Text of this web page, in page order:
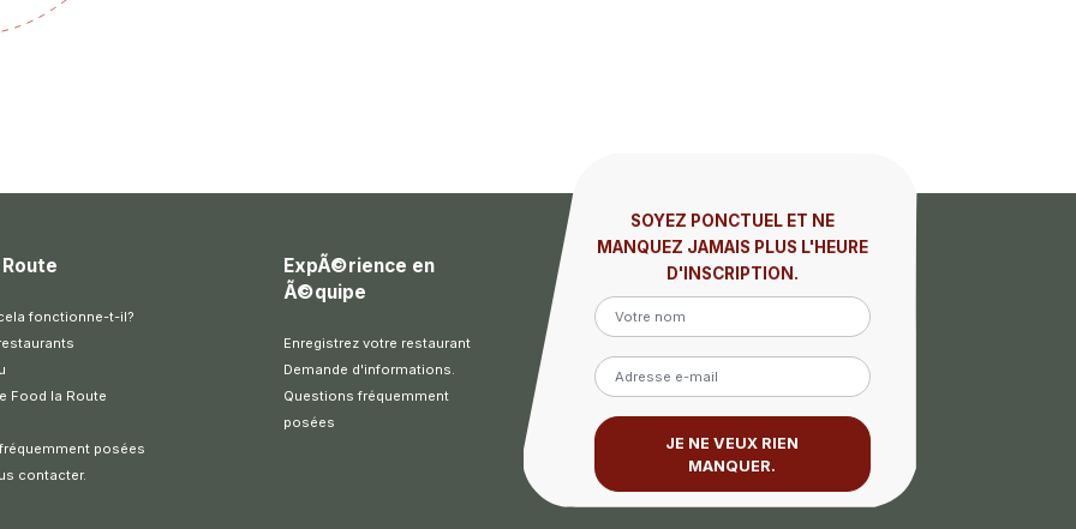
fonctionne-t-il?
Food la Route
posées
contacter.
ExpÃ©rience en
Ã©quipe
Enregistrez votre restaurant
Demande d'informations.
Questions fréquemment
posées
SOYEZ PONCTUEL ET NE
MANQUEZ JAMAIS PLUS L'HEURE
D'INSCRIPTION.
JE NE VEUX RIEN
MANQUER.